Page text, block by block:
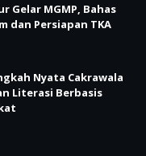
Gelar MGMP, Bahas
dan Persiapan TKA
Nyata Cakrawala
Literasi Berbasis